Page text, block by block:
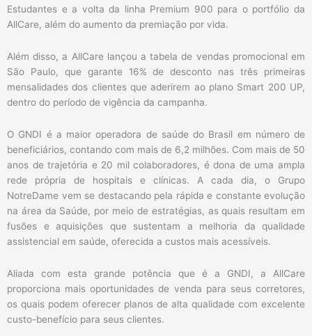
Estudantes e a volta da linha Premium 900 para o portfólio da
AllCare, além do aumento da premiação por vida.
Além disso, a AllCare lançou a tabela de vendas promocional em
São Paulo, que garante 16% de desconto nas três primeiras
mensalidades dos clientes que aderirem ao plano Smart 200 UP,
dentro do período de vigência da campanha.
O GNDI é a maior operadora de saúde do Brasil em número de
beneficiários, contando com mais de 6,2 milhões. Com mais de 50
anos de trajetória e 20 mil colaboradores, é dona de uma ampla
rede própria de hospitais e clínicas. A cada dia, o Grupo
NotreDame vem se destacando pela rápida e constante evolução
na área da Saúde, por meio de estratégias, as quais resultam em
fusões e aquisições que sustentam a melhoria da qualidade
assistencial em saúde, oferecida a custos mais acessíveis.
Aliada com esta grande potência que é a GNDI, a AllCare
proporciona mais oportunidades de venda para seus corretores,
os quais podem oferecer planos de alta qualidade com excelente
custo-benefício para seus clientes.